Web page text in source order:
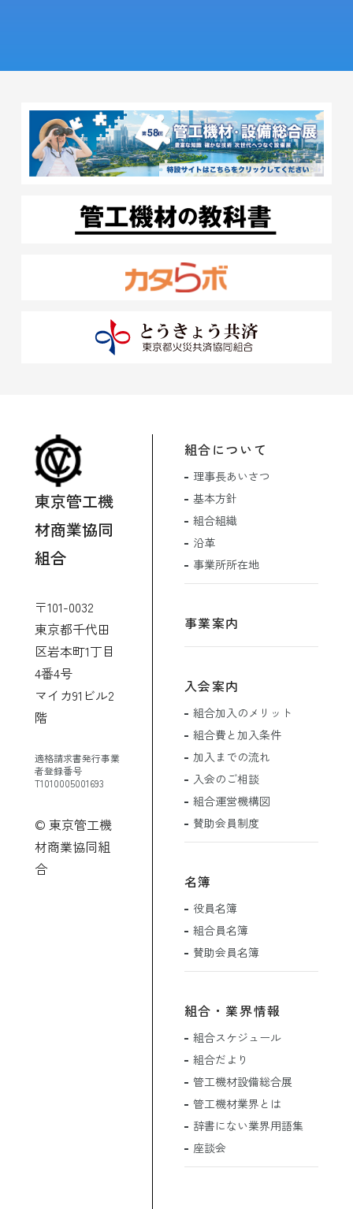
東京管工機
材商業協同
組合
〒101-0032
東京都千代田
区岩本町1丁目
4番4号
マイカ91ビル2
階
適格請求書発行事業
者登録番号
T1010005001693
© 東京管工機
材商業協同組
合
組合について
理事長あいさつ
基本方針
組合組織
沿革
事業所所在地
事業案内
入会案内
組合加入のメリット
組合費と加入条件
加入までの流れ
入会のご相談
組合運営機構図
賛助会員制度
名簿
役員名簿
組合員名簿
賛助会員名簿
組合・業界情報
組合スケジュール
組合だより
管工機材設備総合展
管工機材業界とは
辞書にない業界用語集
座談会